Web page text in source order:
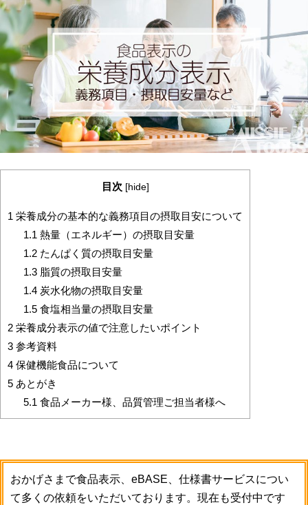
目次 [hide]
1 栄養成分の基本的な義務項目の摂取目安について
1.1 熱量（エネルギー）の摂取目安量
1.2たんぱく質の摂取目安量
1.3脂質の摂取目安量
1.4炭水化物の摂取目安量
1.5食塩相当量の摂取目安量
2 栄養成分表示の値で注意したいポイント
3 参考資料
4 保健機能食品について
5 あとがき
5.1 食品メーカー様、品質管理ご担当者様へ
おかげさまで食品表示、eBASE、仕様書サービスについ
て多くの依頼をいただいております。現在も受付中です